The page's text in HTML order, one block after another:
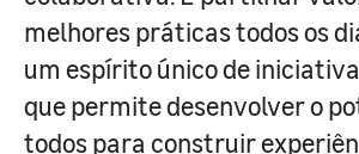
melhores práticas todos os
um espírito único de
que permite desenvolver o
todos para construir